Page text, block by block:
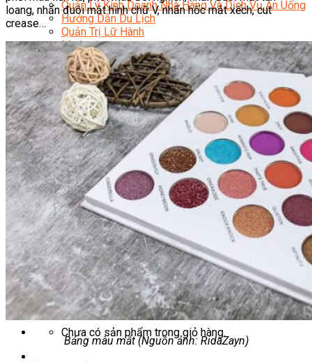
Quản Lý Kinh Doanh Nhà Hàng Và Dịch Vụ Ăn Uống
Hướng Dẫn Du Lịch
Quản Trị Lữ Hành
Marketing
Tạo Mẫu Và Chăm Sóc Sắc Đẹp
Truyền Thông Đa Phương Tiện
Công Nghệ Thông Tin
An Ninh Mạng
Thiết Kế Đồ Họa
Âm Nhạc
Điện Công Nghiệp Và Dân Dụng
Văn Hóa Phổ Thông
Nâng Cao Năng Lực Tiếng Anh – Chuẩn TOEIC
Tin Tức
HỌC BỔNG 2026
Học kỹ năng
Đào Tạo Nghề
Hoạt Động
Văn Hóa Ẩm Thực Việt Nam
Sự Kiện Hướng Nghiệp Á Âu
Siêu Thị ĐVP Market
Chưa có sản phẩm trong giỏ hàng.
loang, nhấn đuôi mắt hình chữ V, nhấn hốc mắt xếch, cut
crease…
Bảng màu mắt (Nguồn ảnh: RidaZayn)